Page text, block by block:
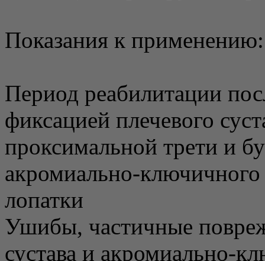
Показания к применению:
Период реабилитации
фиксацией плечевого
проксимальной трети и
акромиально-ключичного
лопатки
Ушибы, частичные
сустава и акромиально-